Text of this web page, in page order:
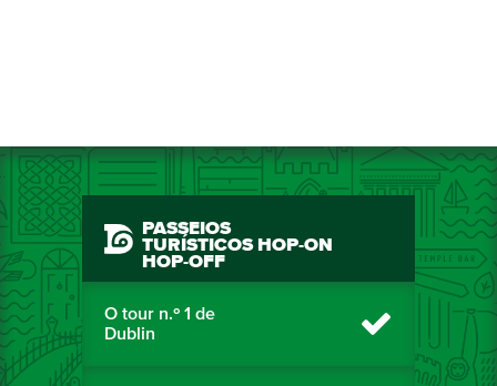
PASSEIOS
TURÍSTICOS HOP-ON
HOP-OFF
O tour n.º 1 de
Dublin